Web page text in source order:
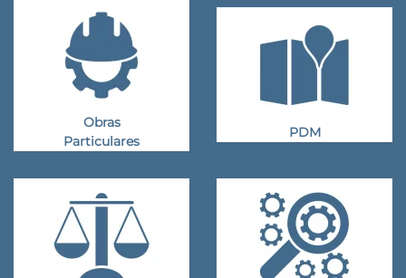
Obras
Particulares
PDM